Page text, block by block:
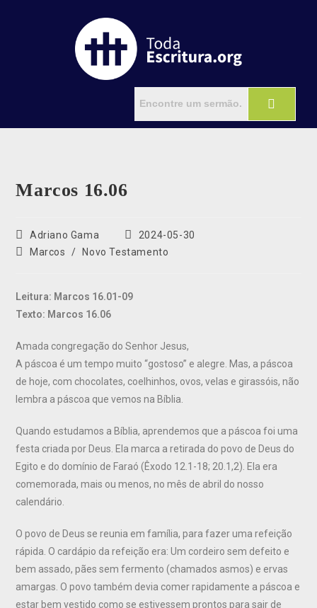
Marcos 16.06
Adriano Gama
2024-05-30
Marcos
/ Novo Testamento
Leitura: Marcos 16.01-09
Texto: Marcos 16.06
Amada congregação do Senhor Jesus,
A páscoa é um tempo muito “gostoso” e alegre. Mas, a páscoa
de hoje, com chocolates, coelhinhos, ovos, velas e girassóis, não
lembra a páscoa que vemos na Bíblia.
Quando estudamos a Bíblia, aprendemos que a páscoa foi uma
festa criada por Deus. Ela marca a retirada do povo de Deus do
Egito e do domínio de Faraó (Êxodo 12.1-18; 20.1,2). Ela era
comemorada, mais ou menos, no mês de abril do nosso
calendário.
O povo de Deus se reunia em família, para fazer uma refeição
rápida. O cardápio da refeição era: Um cordeiro sem defeito e
bem assado, pães sem fermento (chamados asmos) e ervas
amargas. O povo também devia comer rapidamente a páscoa e
estar bem vestido como se estivessem prontos para sair de